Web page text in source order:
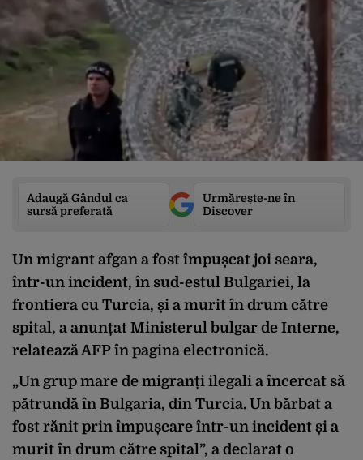
Adaugă Gândul ca
sursă preferată
Urmărește-ne în
Discover
Un migrant afgan a fost împușcat joi seara,
într-un incident, în sud-estul Bulgariei, la
frontiera cu Turcia, și a murit în drum către
spital, a anunțat Ministerul bulgar de Interne,
relatează AFP în pagina electronică.
„Un grup mare de migranți ilegali a încercat să
pătrundă în Bulgaria, din Turcia. Un bărbat a
fost rănit prin împușcare într-un incident și a
murit în drum către spital”, a declarat o